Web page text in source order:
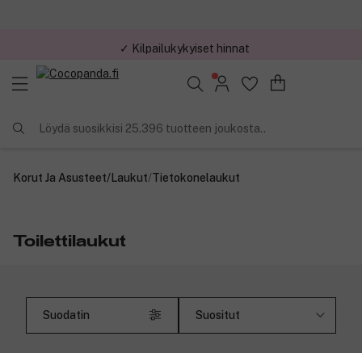
✓ Kilpailukykyiset hinnat
Löydä suosikkisi 25.396 tuotteen joukosta..
Korut Ja Asusteet/Laukut/Tietokonelaukut
Toilettilaukut
Suodatin